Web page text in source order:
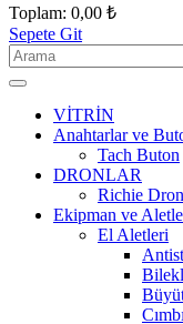
Toplam: 0,00 ₺
Sepete Git
VİTRİN
Anahtarlar ve
Tach Buton
DRONLAR
Richie
Ekipman ve
El Aletleri